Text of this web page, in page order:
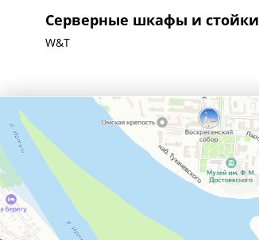
Серверные шкафы и стойки
W&T